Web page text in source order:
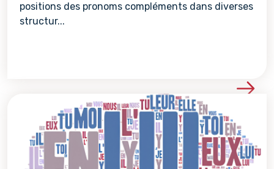
positions des pronoms compléments dans diverses
structur...
Voir les détails de la